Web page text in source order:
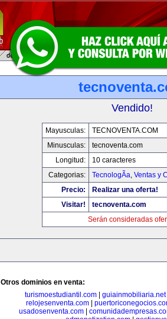
Vendido!
Mayusculas:
TECNOVENTA.COM
Minusculas:
tecnoventa.com
Longitud:
10 caracteres
Categorias:
TecnologÃ­a, Ventas y
Precio:
Realizar una oferta!
Visitar!
tecnoventa.com
Serán consideradas
Otros dominios en venta:
turismoestudiantil.com| guiainmobiliaria.net
relojesenventa.com|
usadosenventa.com|